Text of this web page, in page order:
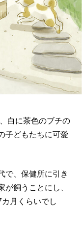
白に茶色のブチの
子どもたちに可愛
で、保健所に引き
飼うことにし、
月くらいでし